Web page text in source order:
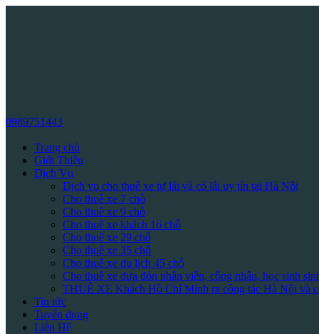
0989751443
Trang chủ
Giới Thiệu
Dịch Vụ
Dịch vụ cho thuê xe tự lái và có lái uy tín tại Hà Nội
Cho thuê xe 7 chỗ
Cho thuê xe 9 chỗ
Cho thuê xe khách 16 chỗ
Cho thuê xe 29 chỗ
Cho thuê xe 35 chỗ
Cho thuê xe du lịch 45 chỗ
Cho thuê xe đưa đón nhân viên, công nhân, học sinh
THUÊ XE Khách Hồ Chí Minh ra công tác Hà Nội và
Tin tức
Tuyển dụng
Liên Hệ